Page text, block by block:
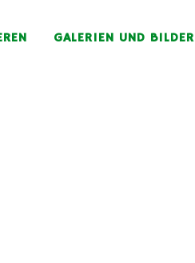
GALERIEN UND BILDER